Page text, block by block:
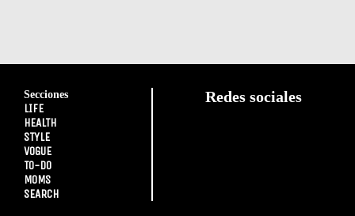
Secciones
LIFE
HEALTH
STYLE
VOGUE
TO-DO
MOMS
SEARCH
Redes sociales